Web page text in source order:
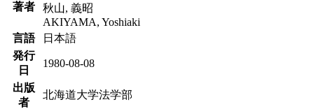
著者
秋山, 義昭
AKIYAMA, Yoshiaki
言語
日本語
発行
日
1980-08-08
出版
者
北海道大学法学部